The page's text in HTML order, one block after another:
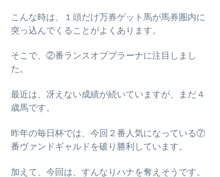
こんな時は、１頭だけ万券ゲット馬が馬券圏内に
突っ込んでくることがよくあります。
そこで、②番ランスオブプラーナに注目しまし
た。
最近は、冴えない成績が続いていますが、まだ４
歳馬です。
昨年の毎日杯では、今回２番人気になっている⑦
番ヴァンドギャルドを破り勝利しています。
加えて、今回は、すんなりハナを奪えそうです。